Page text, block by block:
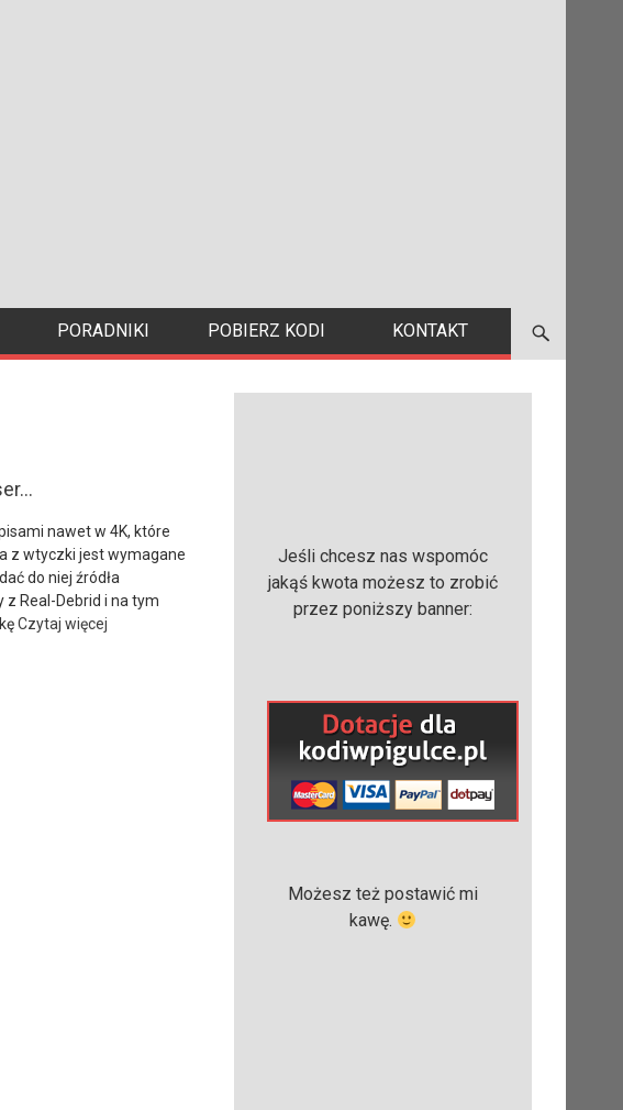
PORADNIKI POBIERZ KODI KONTAKT
nawet w 4K, które
z wtyczki jest wymagane
do niej źródła
Real-Debrid i na tym
Czytaj więcej
Jeśli chcesz nas wspomóc
jakąś kwota możesz to zrobić
przez poniższy banner:
Możesz też postawić mi
kawę.